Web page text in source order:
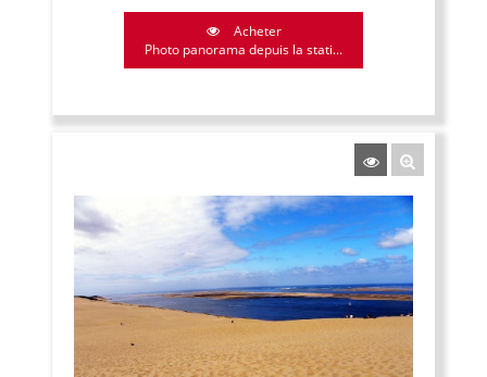
Acheter
Photo panorama depuis la stati...